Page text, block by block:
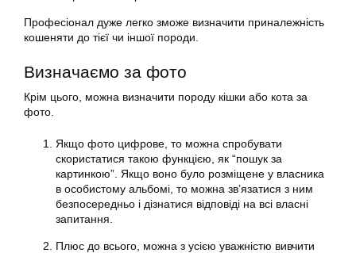
Професіонал дуже легко зможе визначити приналежність
кошеняти до тієї чи іншої породи.
Визначаємо за фото
Крім цього, можна визначити породу кішки або кота за
фото.
Якщо фото цифрове, то можна спробувати
скористатися такою функцією, як “пошук за
картинкою”. Якщо воно було розміщене у власника
в особистому альбомі, то можна зв’язатися з ним
безпосередньо і дізнатися відповіді на всі власні
запитання.
Плюс до всього, можна з усією уважністю вивчити